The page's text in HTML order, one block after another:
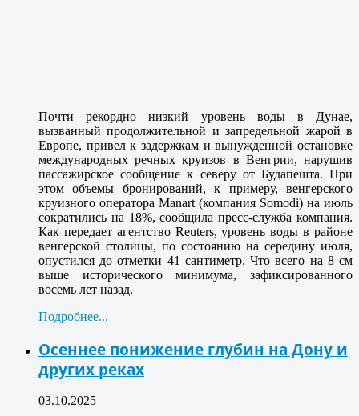
Почти рекордно низкий уровень воды в Дунае,
вызванный продолжительной и запредельной жарой в
Европе, привел к задержкам и вынужденной остановке
международных речных круизов в Венгрии, нарушив
пассажирское сообщение к северу от Будапешта. При
этом объемы бронирований, к примеру, венгерского
круизного оператора Manart (компания Somodi) на июль
сократились на 18%, сообщила пресс-служба компания.
Как передает агентство Reuters, уровень воды в районе
венгерской столицы, по состоянию на середину июля,
опустился до отметки 41 сантиметр. Что всего на 8 см
выше исторического минимума, зафиксированного
восемь лет назад.
Подробнее...
Осеннее понижение глубин на Дону и
других реках
03.10.2025